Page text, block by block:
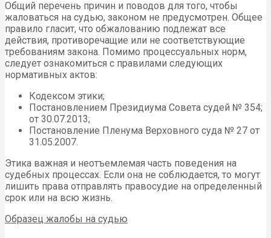
контактные данные жалобщика для направления
обратного письма с ответом;
краткая суть жалобы, описание действий,
явившиеся нарушением;
роспись жалобщика;
дата направления жалобы.
Образец жалобы на судью — это любой экземпляр,
составленный ранее. Но не стоит в точности повторять
чужое обращение. Креативность в данном деле
приветствуется, но вместе с тем жалуйтесь
процессуального законодательства. Ссылки на них,
конечно, рекомендуемы, однако, желательно указать и
следующие обстоятельства:
должностного лица, которые международными